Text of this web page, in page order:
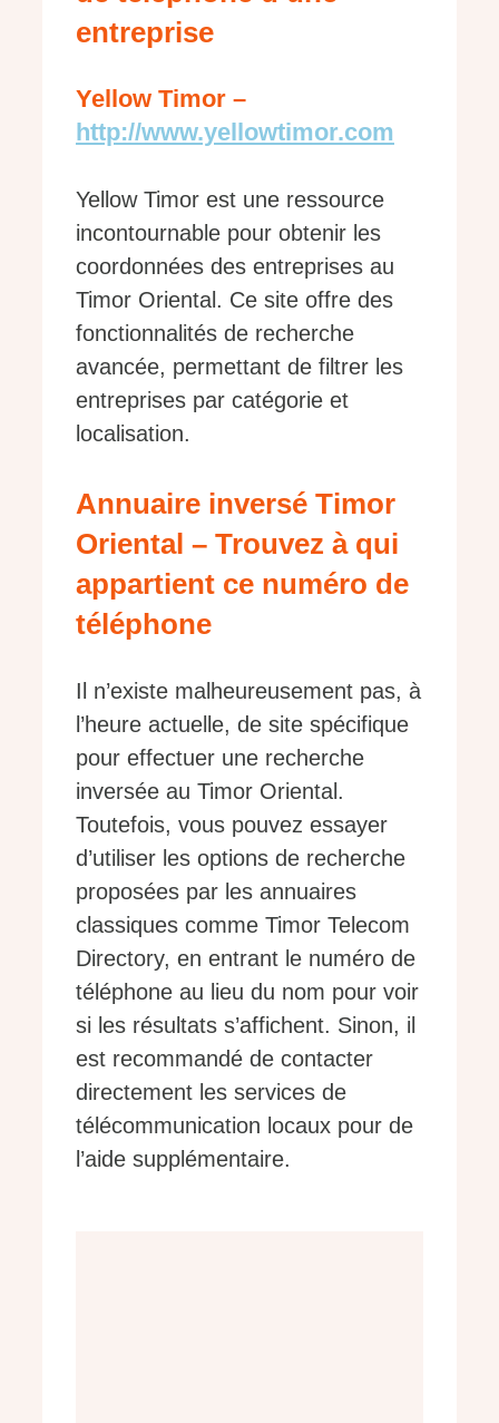
entreprise
Yellow Timor –
http://www.yellowtimor.com
Yellow Timor est une ressource
incontournable pour obtenir les
coordonnées des entreprises au
Timor Oriental. Ce site offre des
fonctionnalités de recherche
avancée, permettant de filtrer les
entreprises par catégorie et
localisation.
Annuaire inversé Timor
Oriental – Trouvez à qui
appartient ce numéro de
téléphone
Il n’existe malheureusement pas, à
l’heure actuelle, de site spécifique
pour effectuer une recherche
inversée au Timor Oriental.
Toutefois, vous pouvez essayer
d’utiliser les options de recherche
proposées par les annuaires
classiques comme Timor Telecom
Directory, en entrant le numéro de
téléphone au lieu du nom pour voir
si les résultats s’affichent. Sinon, il
est recommandé de contacter
directement les services de
télécommunication locaux pour de
l’aide supplémentaire.